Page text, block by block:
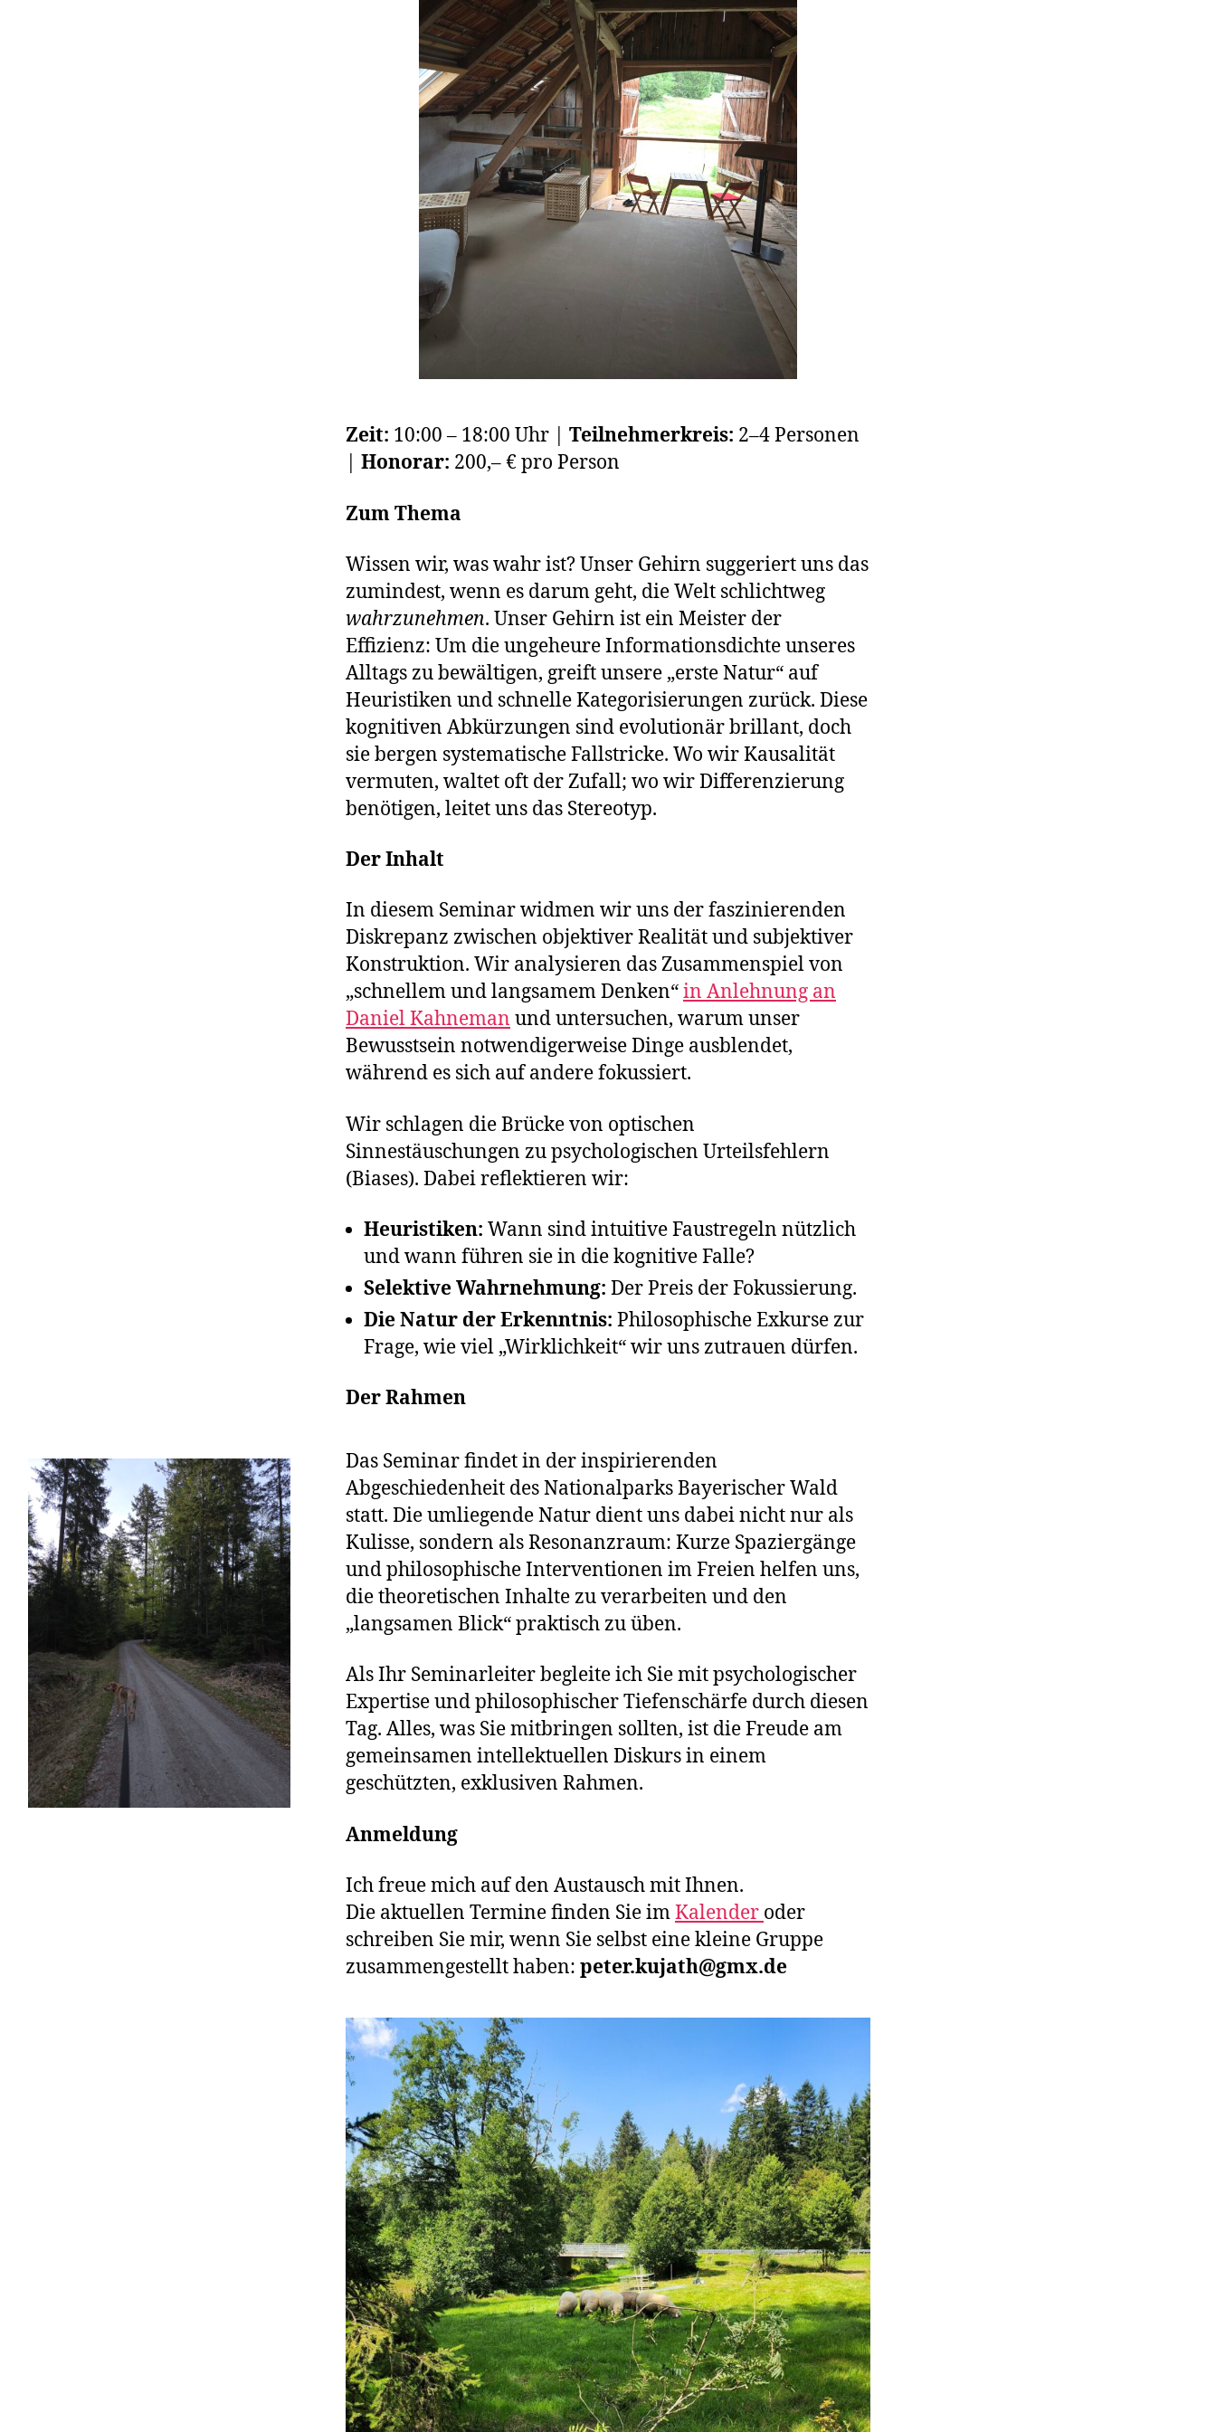
Zeit: 10:00 – 18:00 Uhr | Teilnehmerkreis: 2–4 Personen
Honorar: 200,– € pro Person
Zum Thema
Wissen wir, was wahr ist? Unser Gehirn suggeriert uns das
zumindest, wenn es darum geht, die Welt schlichtweg
wahrzunehmen. Unser Gehirn ist ein Meister der
Effizienz: Um die ungeheure Informationsdichte unseres
Alltags zu bewältigen, greift unsere „erste Natur“ auf
Heuristiken und schnelle Kategorisierungen zurück. Diese
kognitiven Abkürzungen sind evolutionär brillant, doch
sie bergen systematische Fallstricke. Wo wir Kausalität
vermuten, waltet oft der Zufall; wo wir Differenzierung
benötigen, leitet uns das Stereotyp.
Der Inhalt
In diesem Seminar widmen wir uns der faszinierenden
Diskrepanz zwischen objektiver Realität und subjektiver
Konstruktion. Wir analysieren das Zusammenspiel von
„schnellem und langsamem Denken“in Anlehnung an
Daniel Kahneman und untersuchen, warum unser
Bewusstsein notwendigerweise Dinge ausblendet,
während es sich auf andere fokussiert.
Wir schlagen die Brücke von optischen
Sinnestäuschungen zu psychologischen Urteilsfehlern
(Biases). Dabei reflektieren wir:
Heuristiken: Wann sind intuitive Faustregeln nützlich
und wann führen sie in die kognitive Falle?
Selektive Wahrnehmung: Der Preis der Fokussierung.
Die Natur der Erkenntnis: Philosophische Exkurse zur
Frage, wie viel „Wirklichkeit“ wir uns zutrauen dürfen.
Der Rahmen
Das Seminar findet in der inspirierenden
Abgeschiedenheit des Nationalparks Bayerischer Wald
statt. Die umliegende Natur dient uns dabei nicht nur als
Kulisse, sondern als Resonanzraum: Kurze Spaziergänge
und philosophische Interventionen im Freien helfen uns,
die theoretischen Inhalte zu verarbeiten und den
„langsamen Blick“ praktisch zu üben.
Als Ihr Seminarleiter begleite ich Sie mit psychologischer
Expertise und philosophischer Tiefenschärfe durch diesen
Tag. Alles, was Sie mitbringen sollten, ist die Freude am
gemeinsamen intellektuellen Diskurs in einem
geschützten, exklusiven Rahmen.
Anmeldung
Ich freue mich auf den Austausch mit Ihnen.
Die aktuellen Termine finden Sie imKalender oder
schreiben Sie mir, wenn Sie selbst eine kleine Gruppe
zusammengestellt haben: peter.kujath@gmx.de